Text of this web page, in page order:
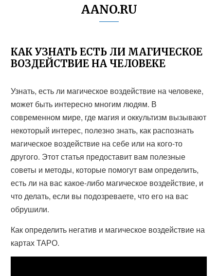
AANO.RU
КАК УЗНАТЬ ЕСТЬ ЛИ МАГИЧЕСКОЕ
ВОЗДЕЙСТВИЕ НА ЧЕЛОВЕКЕ
Узнать, есть ли магическое воздействие на человеке,
может быть интересно многим людям. В
современном мире, где магия и оккультизм вызывают
некоторый интерес, полезно знать, как распознать
магическое воздействие на себе или на кого-то
другого. Этот статья предоставит вам полезные
советы и методы, которые помогут вам определить,
есть ли на вас какое-либо магическое воздействие, и
что делать, если вы подозреваете, что его на вас
обрушили.
Как определить негатив и магическое воздействие на
картах ТАРО.